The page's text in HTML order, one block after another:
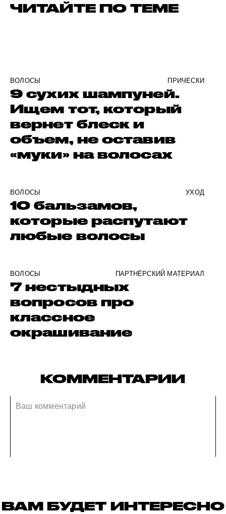
ЧИТАЙТЕ ПО ТЕМЕ
ВОЛОСЫ ПРИЧЕСКИ
9 сухих шампуней.
Ищем тот, который
вернет блеск и
объем, не оставив
«муки» на волосах
ВОЛОСЫ УХОД
10 бальзамов,
которые распутают
любые волосы
ВОЛОСЫ ПАРТНЁРСКИЙ МАТЕРИАЛ
7 нестыдных
вопросов про
классное
окрашивание
КОММЕНТАРИИ
ВАМ БУДЕТ ИНТЕРЕСНО